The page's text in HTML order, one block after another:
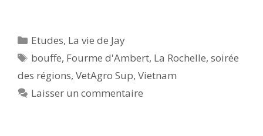
Catégories
Etudes, La vie de Jay
Étiquettes
bouffe, Fourme d'Ambert, La Rochelle,soirée
des régions, VetAgro Sup, Vietnam
Laisser un commentaire